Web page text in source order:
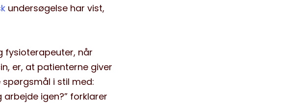
undersøgelse har vist,
fysioterapeuter, når
er, at patienterne giver
i stil med:
igen?” forklarer